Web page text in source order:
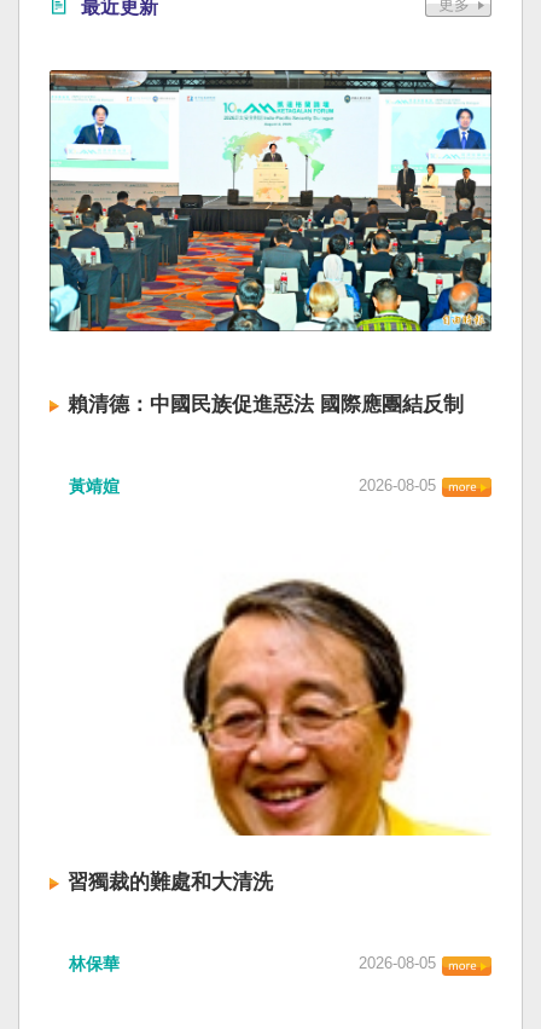
最近更新
賴清德：中國民族促進惡法 國際應團結反制
「民族團結進步促進法」對各國人民進行政治審
統賴清德昨日於凱達格蘭論壇致詞表示，中國的
「民促法」不僅侵害台灣主權，更透過跨國鎮
壓，對世界各國人民進行政治審查、製造寒蟬效
應，是國際社會應該團結反制的惡法；台灣不會
接受統戰滲透和紅色恐怖、不會坐視中國將壓迫
黑手伸進台灣，或任何自由國家與地區。 不會坐
視北京黑手伸進台灣 賴清德指出，中國上個月不
顧國際反對，實施「民族團結進步促進法」，
「對中政策跨國議會聯盟」（IPAC）隨即發表聲
明，譴責嚴重違反基本人權。他感謝IPAC日本共
同主席中谷元、IPAC執行主任裴倫德昨以行動再
次彰顯這份聲明的立場，很榮幸代表台灣人民接
受IPAC的聲明，台灣會給予堅定的支持，共同捍
更透過跨國鎮壓手段，對世界各國人民進行政治
黃靖媗 2026-08-05
習獨裁的難處和大清洗
中全會。本來以為在七月上海的AI全球大會以
林保華 2026-08-05